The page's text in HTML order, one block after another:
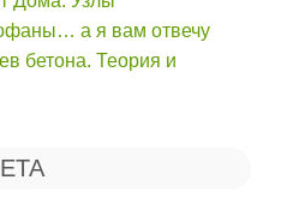
а я вам отвечу
бетона. Теория и